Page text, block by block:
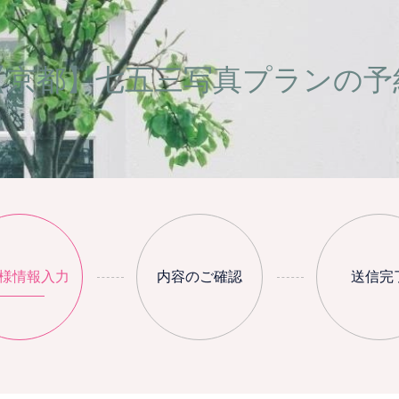
京都】七五三写真プランの予
情報入力 内容のご確認 送信完